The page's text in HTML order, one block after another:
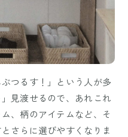
つるす！」という人が多
見渡せるので、あれこれ
、柄のアイテムなど、そ
さらに選びやすくなりま